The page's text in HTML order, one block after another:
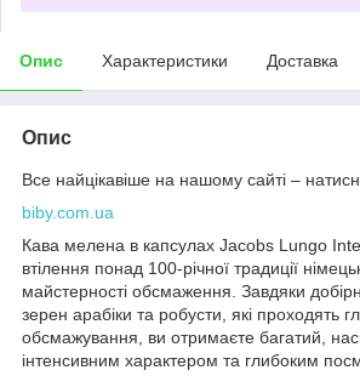
Опис Характеристики Доставка
Опис
Все найцікавіше на нашому сайті –
biby.com.ua
Кава мелена в капсулах Jacobs Lungo
втілення понад 100-річної традиції
майстерності обсмаження. Завдяки
зерен арабіки та робусти, які проходять
обсмажування, ви отримаєте багатий,
інтенсивним характером та глибоким